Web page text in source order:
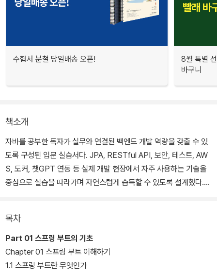
수험서 분철 당일배송 오픈!
8월 특별
바구니
책소개
자바를 공부한 독자가 실무와 연결된 백엔드 개발 역량을 갖출 수 있
도록 구성된 입문 실습서다. JPA, RESTful API, 보안, 테스트, AW
S, 도커, 챗GPT 연동 등 실제 개발 현장에서 자주 사용하는 기술을
중심으로 실습을 따라가며 자연스럽게 습득할 수 있도록 설계했다.
실습을 균형 있게 배치해 혼자서도 개발 실무를 체험할 수 있도록 도
와준다. 최신 스프링 부트 3.5.0 버전을 기반으로 하고 있으며, 유튜
브 강의와 깃허브 Q&A 등 다양한 학습 지원도 함께 제공한다.
목차
Part 01 스프링 부트의 기초
Chapter 01 스프링 부트 이해하기
1.1 스프링 부트란 무엇인가